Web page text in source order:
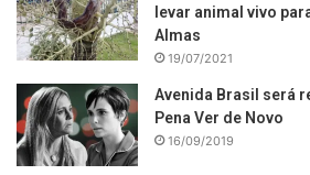
levar animal vivo
Almas
19/07/2021
Avenida Brasil será
Pena Ver de Novo
16/09/2019